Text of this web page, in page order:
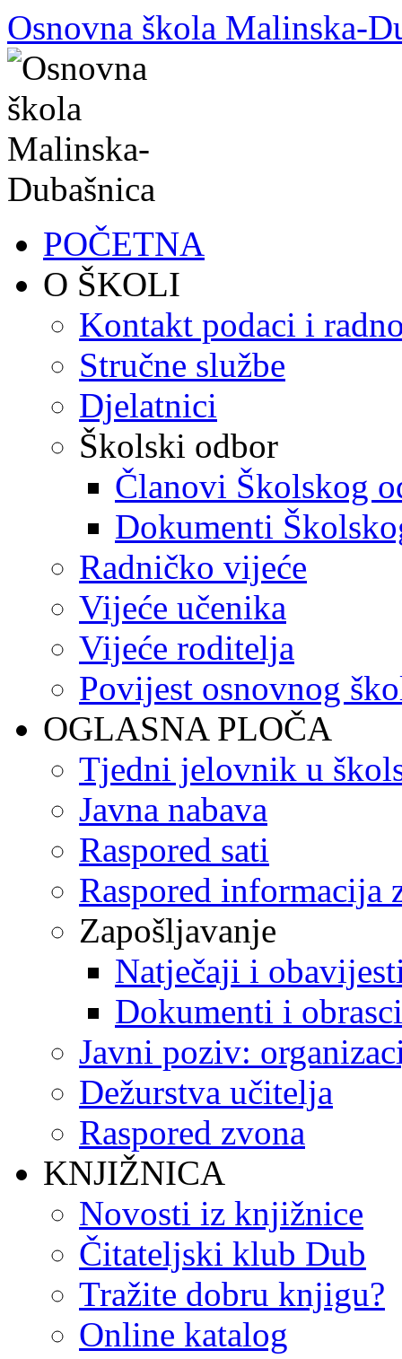
Skoči
do
sadržaja
Osnovna škola Malinska-
POČETNA
O ŠKOLI
Kontakt podaci i
Stručne službe
Djelatnici
Školski odbor
Članovi Školskog
Dokumenti
Radničko vijeće
Vijeće učenika
Vijeće roditelja
Povijest osnovnog
OGLASNA PLOČA
Tjedni jelovnik u
Javna nabava
Raspored sati
Raspored informacija
Zapošljavanje
Natječaji i
Dokumenti i obrasci
Javni poziv:
Dežurstva učitelja
Raspored zvona
KNJIŽNICA
Novosti iz knjižnice
Čitateljski klub Dub
Tražite dobru knjigu?
Online katalog